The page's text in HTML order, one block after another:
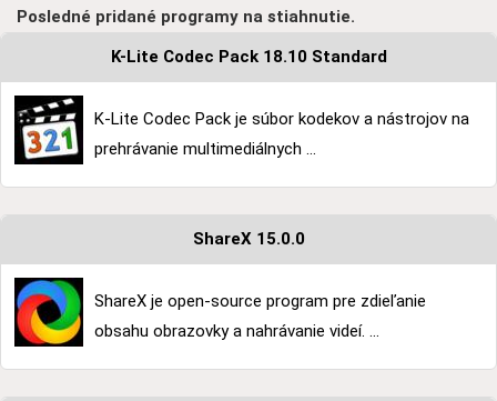
Posledné pridané programy na stiahnutie.
K-Lite Codec Pack 18.10 Standard
K-Lite Codec Pack je súbor kodekov a nástrojov na
prehrávanie multimediálnych ...
ShareX 15.0.0
ShareX je open-source program pre zdieľanie
obsahu obrazovky a nahrávanie videí. ...